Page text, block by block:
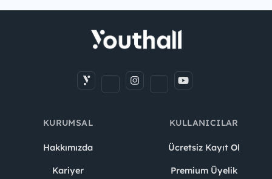
KURUMSAL
Hakkımızda
Kariyer
KULLANICILAR
Ücretsiz Kayıt Ol
Premium Üyelik